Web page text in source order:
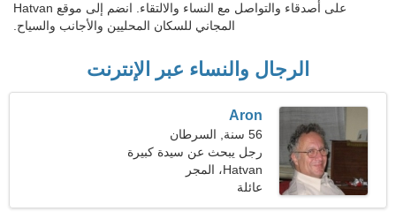
على أصدقاء والتواصل مع النساء والالتقاء. انضم إلى موقع Hatvan
المجاني للسكان المحليين والأجانب والسياح.
الرجال والنساء عبر الإنترنت
Aron
56 سنة, السرطان
رجل يبحث عن سيدة كبيرة
44-52
Hatvan، المجر
عائلة